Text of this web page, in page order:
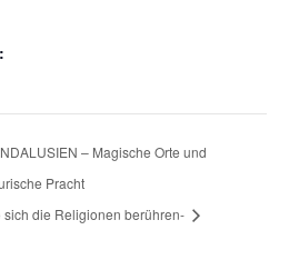
– Magische Orte und
Pracht
sich die Religionen berühren-